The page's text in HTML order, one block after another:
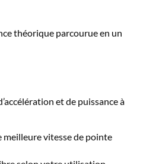
théorique parcourue en un
et de puissance à
vitesse de pointe